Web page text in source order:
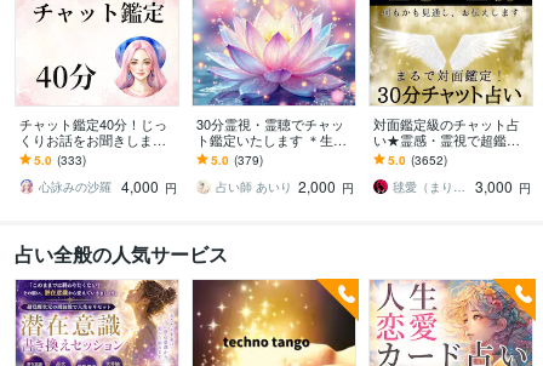
チャット鑑定40分！じっ
くりお話をお聞きします
たくさんの質問や聞いて
ほしいことがある方向け
のサービスです
5.0 (333)
心詠みの沙羅 4,000 円
30分霊視・霊聴でチャッ
ト鑑定いたします ＊生年
月日不要＊恋愛＊対人関
係＊お仕事＊自分のこと
5.0 (379)
占い師 あいり 2,000 円
対面鑑定級のチャット占
い★霊感・霊視で超鑑定
します 占いし放題の30
分！どんなことでも全て
を見通す霊感霊視で解決
5.0 (3652)
毬愛（まりあ）
3,000 円
占い全般の人気サービス